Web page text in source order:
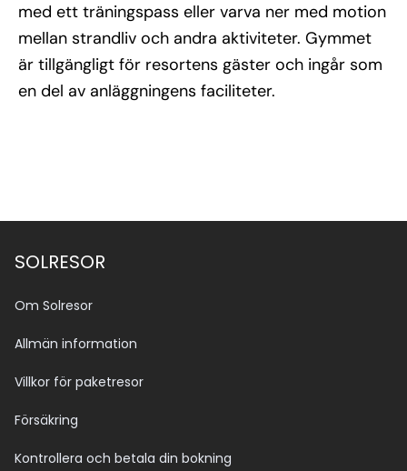
med ett träningspass eller varva ner med motion
mellan strandliv och andra aktiviteter. Gymmet
är tillgängligt för resortens gäster och ingår som
en del av anläggningens faciliteter.
SOLRESOR
Om Solresor
Allmän information
Villkor för paketresor
Försäkring
Kontrollera och betala din bokning